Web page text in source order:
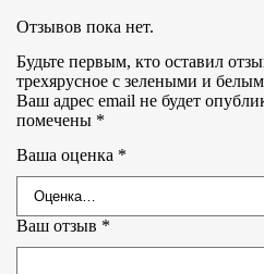
Отзывов пока нет.
Будьте первым, кто оставил
трехярусное с зелеными и
Ваш адрес email не будет
помечены *
Ваша оценка *
Ваш отзыв *